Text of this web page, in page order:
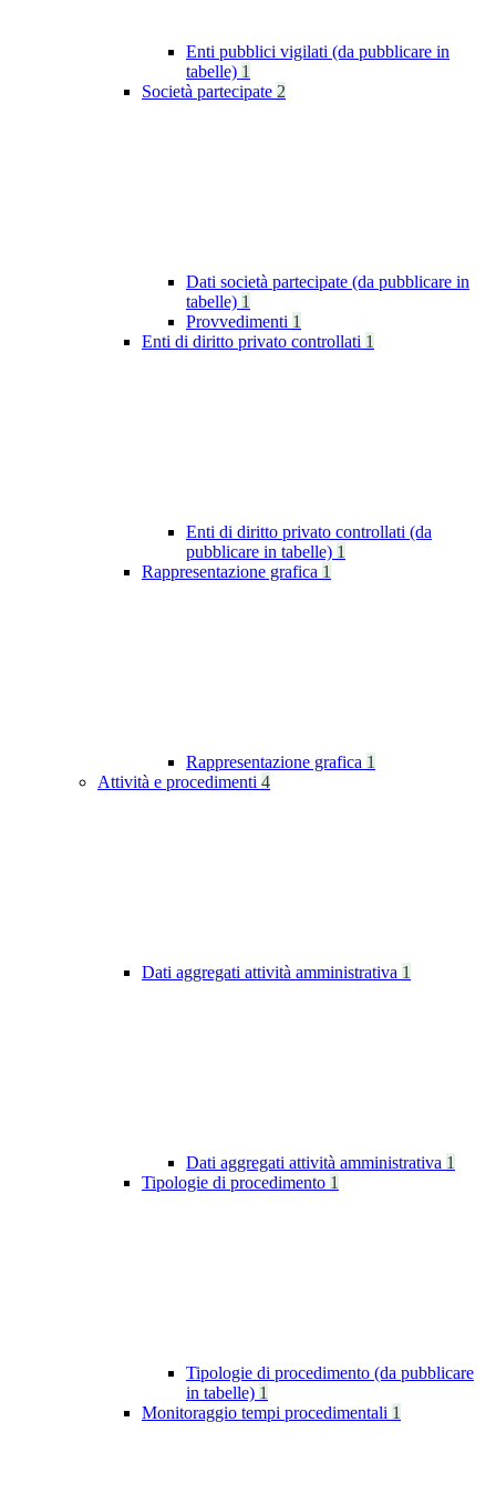
Enti pubblici vigilati (da pubblicare in
tabelle) 1
Società partecipate 2
Dati società partecipate (da pubblicare in
tabelle) 1
Provvedimenti 1
Enti di diritto privato controllati 1
Enti di diritto privato controllati (da
pubblicare in tabelle) 1
Rappresentazione grafica 1
Rappresentazione grafica 1
Attività e procedimenti 4
Dati aggregati attività amministrativa 1
Dati aggregati attività amministrativa 1
Tipologie di procedimento 1
Tipologie di procedimento (da pubblicare
in tabelle) 1
Monitoraggio tempi procedimentali 1